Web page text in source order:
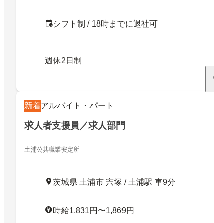
シフト制 / 18時までに退社可
週休2日制
新着アルバイト・パート
求人者支援員／求人部門
土浦公共職業安定所
茨城県 土浦市 宍塚 / 土浦駅 車9分
時給1,831円〜1,869円